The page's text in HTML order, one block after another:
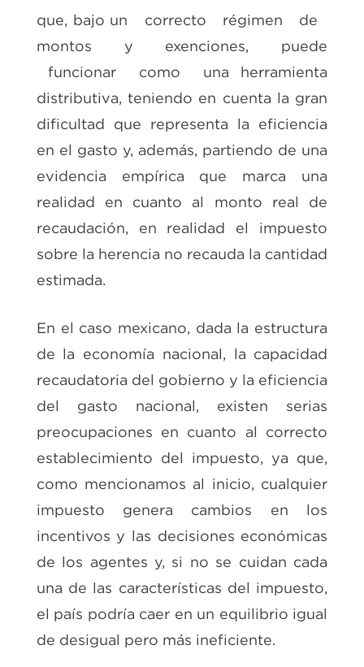
que, bajo un correcto régimen de
montos y exenciones, puede
funcionar como una herramienta
distributiva, teniendo en cuenta la gran
dificultad que representa la eficiencia
en el gasto y, además, partiendo de una
evidencia empírica que marca una
realidad en cuanto al monto real de
recaudación, en realidad el impuesto
sobre la herencia no recauda la cantidad
estimada.
En el caso mexicano, dada la estructura
de la economía nacional, la capacidad
recaudatoria del gobierno y la eficiencia
del gasto nacional, existen serias
preocupaciones en cuanto al correcto
establecimiento del impuesto, ya que,
como mencionamos al inicio, cualquier
impuesto genera cambios en los
incentivos y las decisiones económicas
de los agentes y, si no se cuidan cada
una de las características del impuesto,
el país podría caer en un equilibrio igual
de desigual pero más ineficiente.